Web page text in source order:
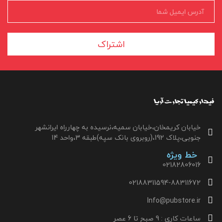
اشتراک
خیابان کریمخان،خیابان سمیه،نرسیده به چهارراه ایرانشهر
جنوبی،پلاک 192،(روبروی بانک سپه)طبقه 3،واحد 14
خط ویژه
02182806016
02188311594-88311672
Info@pubstore.ir
ساعات کاری : 9 صبح تا 6 عصر